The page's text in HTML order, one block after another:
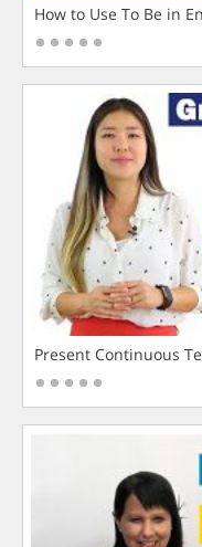
How to Use To Be in
Present Continuous